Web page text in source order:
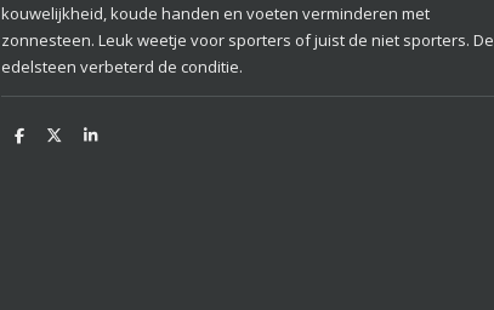
kouwelijkheid, koude handen en voeten verminderen met
zonnesteen. Leuk weetje voor sporters of juist de niet sporters. De
edelsteen verbeterd de conditie.
D
D
S